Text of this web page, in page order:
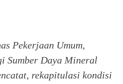
Pekerjaan Umum,
Sumber Daya Mineral
rekapitulasi kondisi